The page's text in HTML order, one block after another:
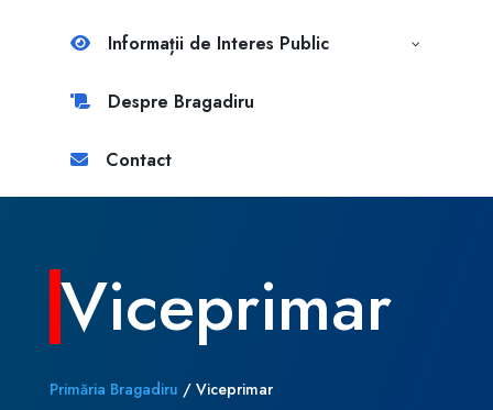
Informații de Interes Public
Despre Bragadiru
Contact
Viceprimar
Primăria Bragadiru / Viceprimar